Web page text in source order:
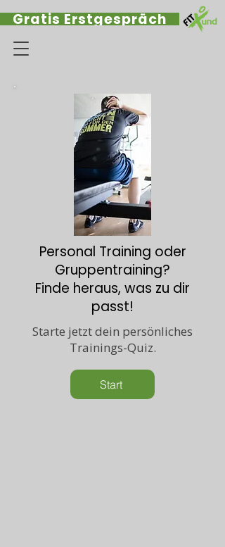
Gratis Erstgespräch
Personal Training oder
Gruppentraining?
Finde heraus, was zu dir
passt!
Starte jetzt dein persönliches
Trainings-Quiz.
Start